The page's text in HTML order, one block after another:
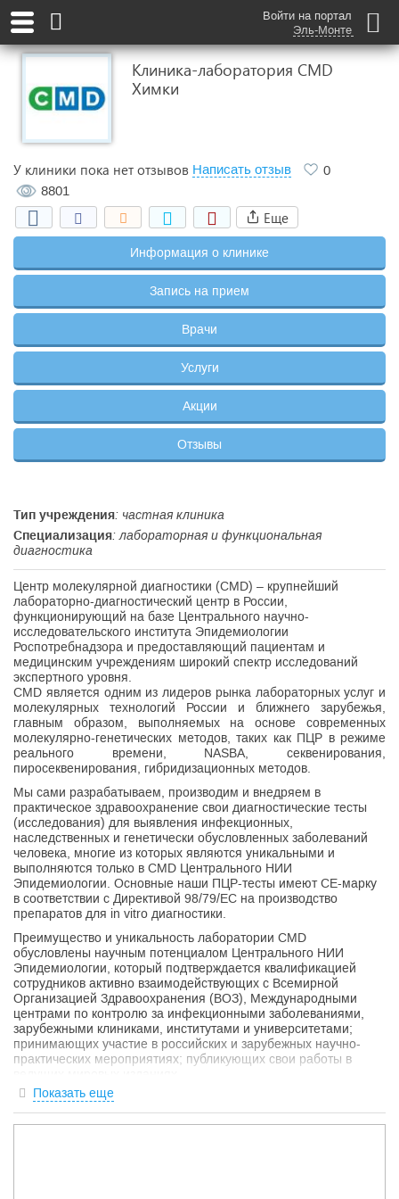
Войти на портал
Эль-Монте
Клиника-лаборатория CMD
Химки
У клиники пока нет отзывов Написать отзыв
0
8801
Еще
Информация о клинике
Запись на прием
Врачи
Услуги
Акции
Отзывы
Тип учреждения: частная клиника
Специализация: лабораторная и функциональная
диагностика
Центр молекулярной диагностики (CMD) – крупнейший
лабораторно-диагностический центр в России,
функционирующий на базе Центрального научно-
исследовательского института Эпидемиологии
Роспотребнадзора и предоставляющий пациентам и
медицинским учреждениям широкий спектр исследований
экспертного уровня.
CMD является одним из лидеров рынка лабораторных услуг и
молекулярных технологий России и ближнего зарубежья,
главным образом, выполняемых на основе современных
молекулярно-генетических методов, таких как ПЦР в режиме
реального времени, NASBA, секвенирования,
пиросеквенирования, гибридизационных методов.
Мы сами разрабатываем, производим и внедряем в
практическое здравоохранение свои диагностические тесты
(исследования) для выявления инфекционных,
наследственных и генетически обусловленных заболеваний
человека, многие из которых являются уникальными и
выполняются только в CMD Центрального НИИ
Эпидемиологии. Основные наши ПЦР-тесты имеют СЕ-марку
в соответствии с Директивой 98/79/ЕС на производство
препаратов для in vitro диагностики.
Преимущество и уникальность лаборатории CMD
обусловлены научным потенциалом Центрального НИИ
Эпидемиологии, который подтверждается квалификацией
сотрудников активно взаимодействующих с Всемирной
Организацией Здравоохранения (ВОЗ), Международными
центрами по контролю за инфекционными заболеваниями,
зарубежными клиниками, институтами и университетами;
принимающих участие в российских и зарубежных научно-
практических мероприятиях; публикующих свои работы в
Более 700 профессионалов, среди которых доценты и
профессора, кандидаты и доктора медицинских наук, вносят
свой вклад в улучшение качества и расширение спектра
Показать еще